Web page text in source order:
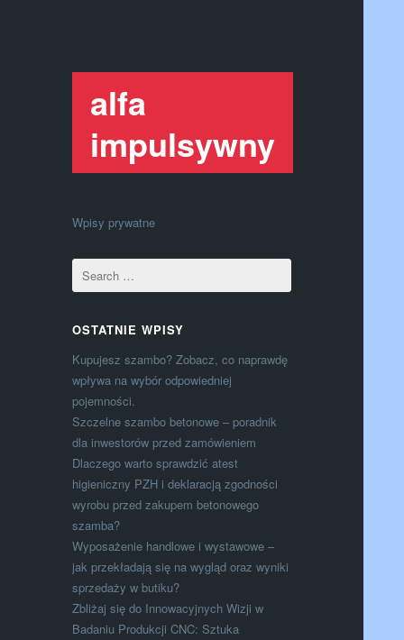
alfa
impulsywny
Wpisy prywatne
OSTATNIE WPISY
Kupujesz szambo? Zobacz, co naprawdę
wpływa na wybór odpowiedniej
pojemności.
Szczelne szambo betonowe – poradnik
dla inwestorów przed zamówieniem
Dlaczego warto sprawdzić atest
higieniczny PZH i deklaracją zgodności
wyrobu przed zakupem betonowego
szamba?
Wyposażenie handlowe i wystawowe –
jak przekładają się na wygląd oraz wyniki
sprzedaży w butiku?
Zbliżaj się do Innowacyjnych Wizji w
Badaniu Produkcji CNC: Sztuka